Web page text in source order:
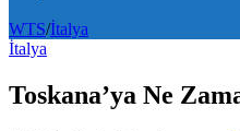
WTS/İtalya
İtalya
Toskana’ya Ne